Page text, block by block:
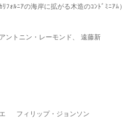
ﾌｫﾙﾆｱの海岸に拡がる木造のｺﾝﾄﾞﾐﾆｱﾑ）
ントニン・レーモンド、 遠藤新
エ フィリップ・ジョンソン